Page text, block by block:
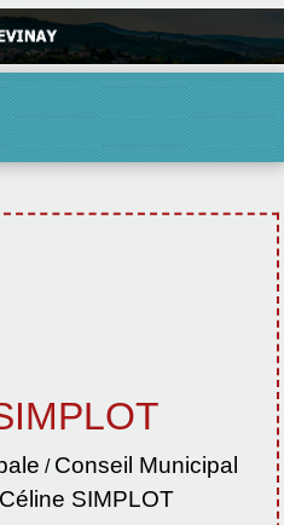
/ Conseil Municipal
Céline SIMPLOT